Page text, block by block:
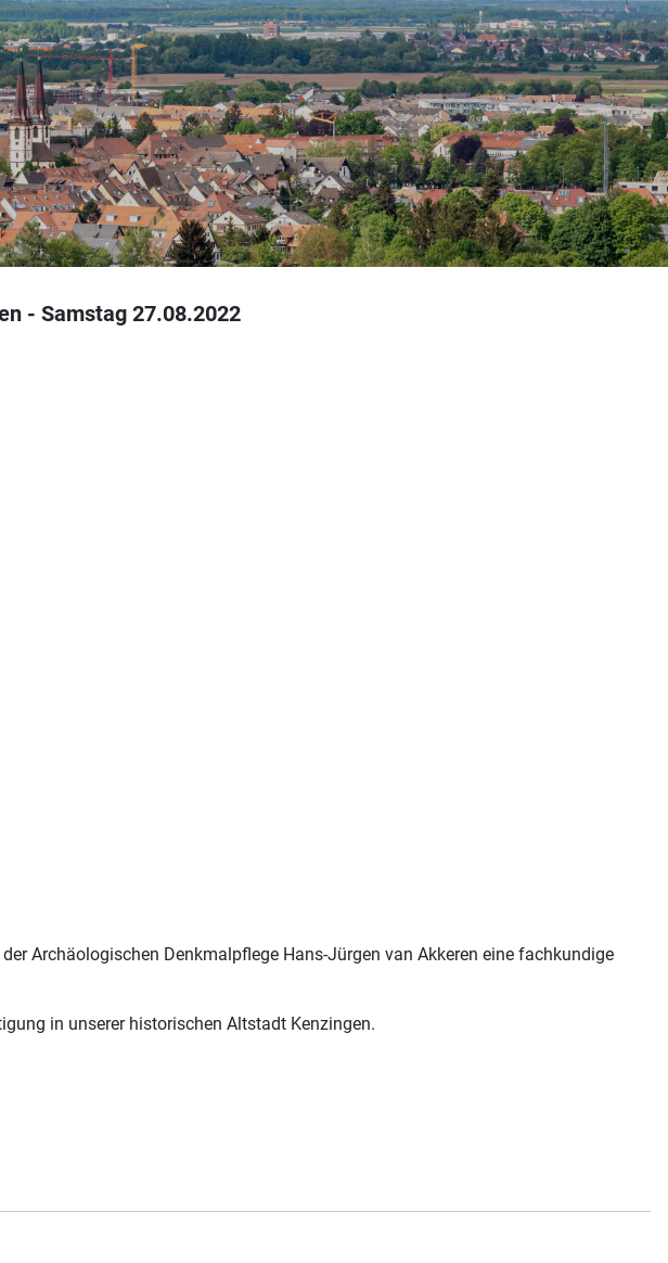
- Samstag 27.08.2022
Archäologischen Denkmalpflege Hans-Jürgen van Akkeren eine fachkundige
in unserer historischen Altstadt Kenzingen.